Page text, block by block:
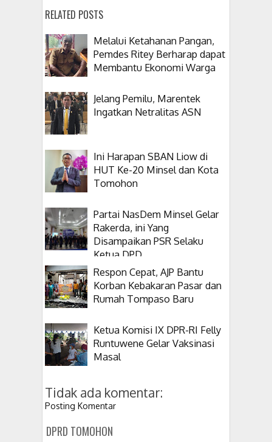
RELATED POSTS
Melalui Ketahanan Pangan,
Pemdes Ritey Berharap dapat
Membantu Ekonomi Warga
Jelang Pemilu, Marentek
Ingatkan Netralitas ASN
Ini Harapan SBAN Liow di
HUT Ke-20 Minsel dan Kota
Tomohon
Partai NasDem Minsel Gelar
Rakerda, ini Yang
Disampaikan PSR Selaku
Ketua DPD
Respon Cepat, AJP Bantu
Korban Kebakaran Pasar dan
Rumah Tompaso Baru
Ketua Komisi IX DPR-RI Felly
Runtuwene Gelar Vaksinasi
Masal
Tidak ada komentar:
Posting Komentar
DPRD TOMOHON